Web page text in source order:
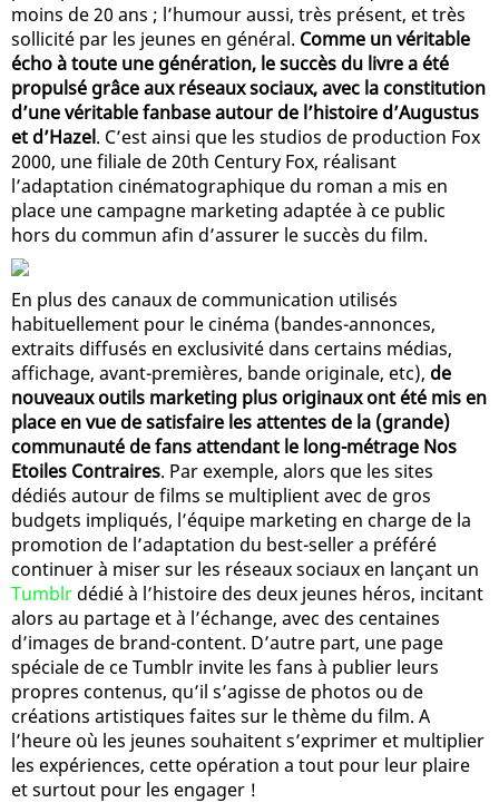
moins de 20 ans ; l’humour aussi, très présent, et très
sollicité par les jeunes en général. Comme un véritable
écho à toute une génération, le succès du livre a été
propulsé grâce aux réseaux sociaux, avec la constitution
d’une véritable fanbase autour de l’histoire d’Augustus
et d’Hazel. C’est ainsi que les studios de production Fox
2000, une filiale de 20th Century Fox, réalisant
l’adaptation cinématographique du roman a mis en
place une campagne marketing adaptée à ce public
hors du commun afin d’assurer le succès du film.
En plus des canaux de communication utilisés
habituellement pour le cinéma (bandes-annonces,
extraits diffusés en exclusivité dans certains médias,
affichage, avant-premières, bande originale, etc), de
nouveaux outils marketing plus originaux ont été mis en
place en vue de satisfaire les attentes de la (grande)
communauté de fans attendant le long-métrage Nos
Etoiles Contraires. Par exemple, alors que les sites
dédiés autour de films se multiplient avec de gros
budgets impliqués, l’équipe marketing en charge de la
promotion de l’adaptation du best-seller a préféré
continuer à miser sur les réseaux sociaux en lançant un
Tumblr dédié à l’histoire des deux jeunes héros, incitant
alors au partage et à l’échange, avec des centaines
d’images de brand-content. D’autre part, une page
spéciale de ce Tumblr invite les fans à publier leurs
propres contenus, qu’il s’agisse de photos ou de
créations artistiques faites sur le thème du film. A
l’heure où les jeunes souhaitent s’exprimer et multiplier
les expériences, cette opération a tout pour leur plaire
et surtout pour les engager !